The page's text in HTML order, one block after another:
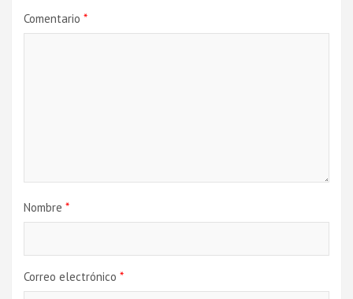
Comentario *
Nombre *
Correo electrónico *